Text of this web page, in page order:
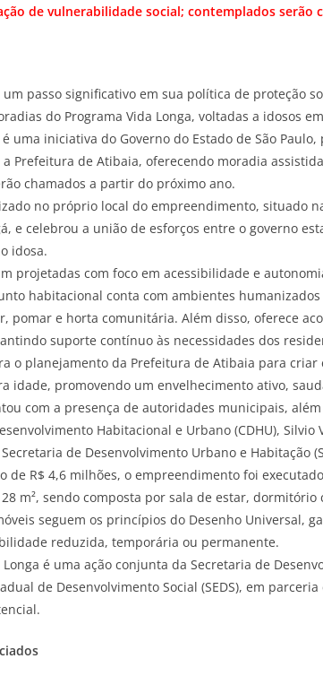
de vulnerabilidade social; contemplados serão
passo significativo em sua política de proteção
do Programa Vida Longa, voltadas a idosos
uma iniciativa do Governo do Estado de São
Prefeitura de Atibaia, oferecendo moradia
chamados a partir do próximo ano.
no próprio local do empreendimento, situado
e celebrou a união de esforços entre o governo
idosa.
projetadas com foco em acessibilidade e
habitacional conta com ambientes
pomar e horta comunitária. Além disso, oferece
suporte contínuo às necessidades dos
o planejamento da Prefeitura de Atibaia para criar
idade, promovendo um envelhecimento ativo,
com a presença de autoridades municipais,
Habitacional e Urbano (CDHU), Silvio
de Desenvolvimento Urbano e Habitação
de R$ 4,6 milhões, o empreendimento foi
m², sendo composta por sala de estar,
seguem os princípios do Desenho Universal,
reduzida, temporária ou permanente.
é uma ação conjunta da Secretaria de
de Desenvolvimento Social (SEDS), em